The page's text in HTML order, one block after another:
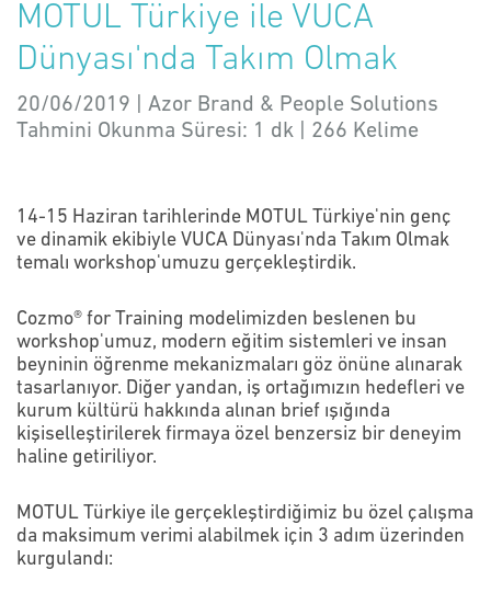
MOTUL Türkiye ile VUCA
Dünyası'nda Takım Olmak
20/06/2019 | Azor Brand & People Solutions
Tahmini Okunma Süresi: 1 dk 266 Kelime
14-15 Haziran tarihlerinde MOTUL Türkiye'nin genç
ve dinamik ekibiyle VUCA Dünyası'nda Takım Olmak
temalı workshop'umuzu gerçekleştirdik.
Cozmo® for Training modelimizden beslenen bu
workshop'umuz, modern eğitim sistemleri ve insan
beyninin öğrenme mekanizmaları göz önüne alınarak
tasarlanıyor. Diğer yandan, iş ortağımızın hedefleri ve
kurum kültürü hakkında alınan brief ışığında
kişiselleştirilerek firmaya özel benzersiz bir deneyim
haline getiriliyor.
MOTUL Türkiye ile gerçekleştirdiğimiz bu özel çalışma
da maksimum verimi alabilmek için 3 adım üzerinden
kurgulandı: